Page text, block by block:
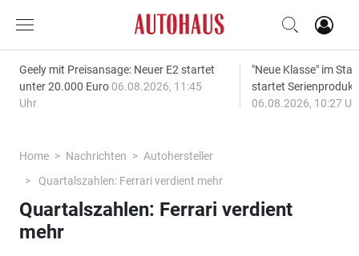
Geely mit Preisansage: Neuer E2 startet
unter 20.000 Euro 06.08.2026, 11:45
Uhr
"Neue Klasse" im
startet
06.08.2026, 10:27
Home Nachrichten
Autohersteller
Quartalszahlen: Ferrari verdient mehr
Quartalszahlen: Ferrari verdient
mehr